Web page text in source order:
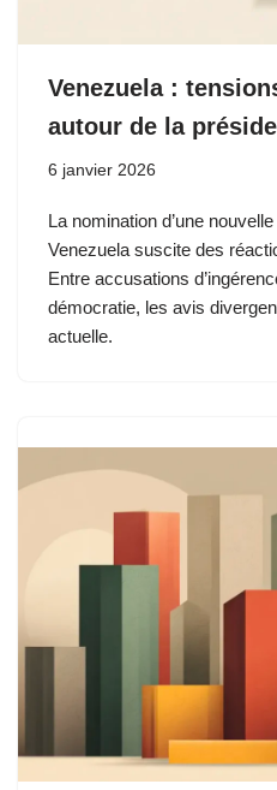
Venezuela :
autour de la
6 janvier 2026
La nomination d’une
Venezuela suscite des
Entre accusations
démocratie, les avis
actuelle.